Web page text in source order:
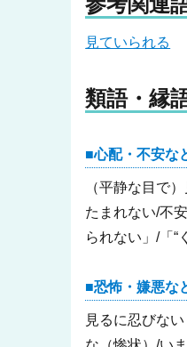
見ていられる
類語・縁
心配・不安な
（平静な目で
たまれない/不
られない」/「“
恐怖・嫌悪な
見るに忍びな